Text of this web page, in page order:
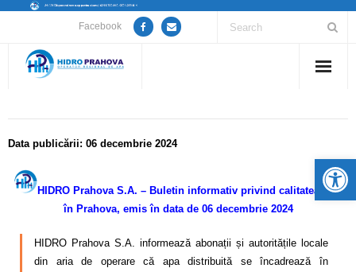
Facebook
Despre noi
Anunțuri lucrări / opriri apă
Servicii
Data publicării: 06 decembrie 2024
HIDRO Prahova S.A. – Buletin informativ privind calitatea apei
în Prahova, emis în data de 06 decembrie2024
HIDRO Prahova S.A. informează abonații și autoritățile locale
din aria de operare că apa distribuită se încadrează în